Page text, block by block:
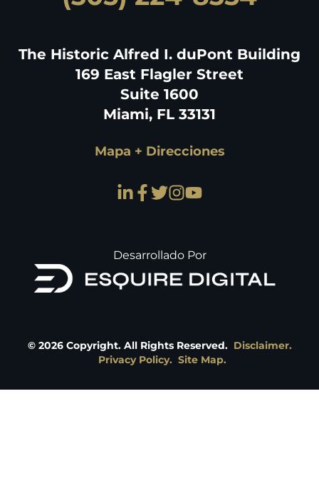
The Historic Alfred I. duPont Building
169 East Flagler Street
Suite 1600
Miami, FL 33131
Mapa + Direcciones
Desarrollado Por
© 2026Copyright. All Rights Reserved. Disclaimer.
Privacy Policy. Site Map.